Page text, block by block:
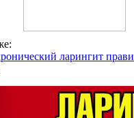
ларингит